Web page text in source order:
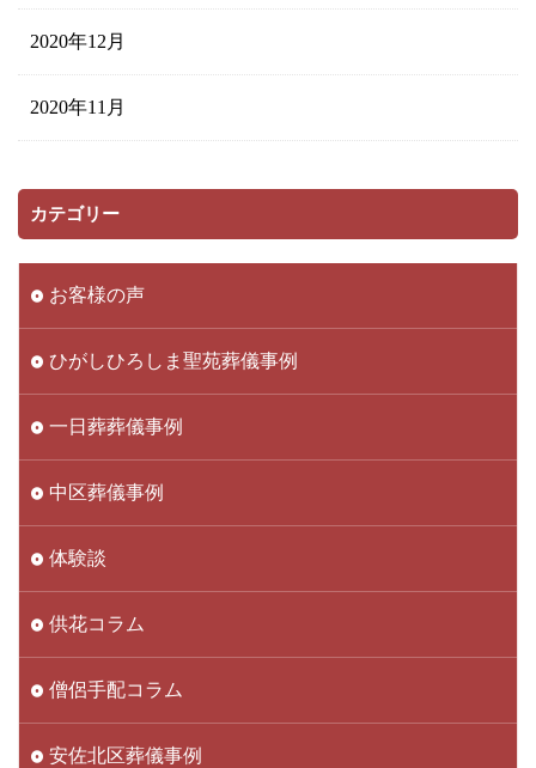
2020年12月
2020年11月
カテゴリー
お客様の声
ひがしひろしま聖苑葬儀事例
一日葬葬儀事例
中区葬儀事例
体験談
供花コラム
僧侶手配コラム
安佐北区葬儀事例